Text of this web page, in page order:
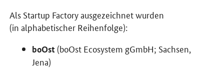
Als Startup Factory ausgezeichnet wurden
(in alphabetischer Reihenfolge):
boOst (boOst Ecosystem gGmbH; Sachsen,
Jena)